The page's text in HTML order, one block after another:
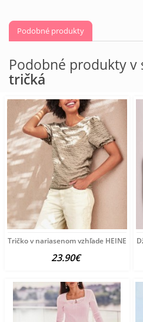
Podobné produkty
Podobné produkty v
tričká
Tričko v nariasenom vzhľade HEINE,
23.90€